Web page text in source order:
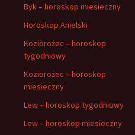
Byk – horoskop miesieczny
Horoskop Anielski
Koziorożec – horoskop
tygodniowy
Koziorożec – horoskop
miesieczny
Lew – horoskop tygodniowy
Lew – horoskop miesieczny